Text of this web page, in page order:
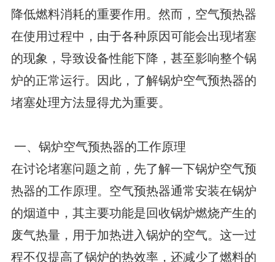
降低燃料消耗的重要作用。然而，空气预热器
在使用过程中，由于各种原因可能会出现堵塞
的现象，导致设备性能下降，甚至影响整个锅
炉的正常运行。因此，了解锅炉空气预热器的
堵塞处理方法显得尤为重要。
一、锅炉空气预热器的工作原理
在讨论堵塞问题之前，先了解一下锅炉空气预
热器的工作原理。空气预热器通常安装在锅炉
的烟道中，其主要功能是回收锅炉燃烧产生的
废气热量，用于加热进入锅炉的空气。这一过
程不仅提高了锅炉的热效率，还减少了燃料的